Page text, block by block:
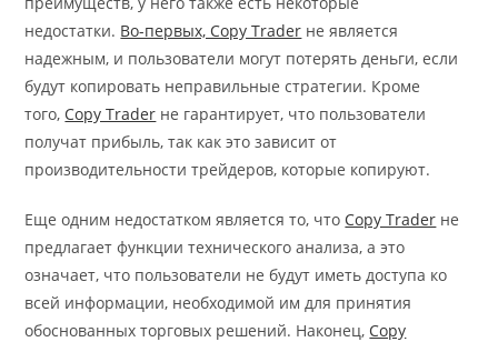
недостатки. Во-первых, Copy Trader не является
надежным, и пользователи могут потерять деньги, если
будут копировать неправильные стратегии. Кроме
того, Copy Trader не гарантирует, что пользователи
получат прибыль, так как это зависит от
производительности трейдеров, которые копируют.
Еще одним недостатком является то, что Copy Trader не
предлагает функции технического анализа, а это
означает, что пользователи не будут иметь доступа ко
всей информации, необходимой им для принятия
обоснованных торговых решений. Наконец, Copy